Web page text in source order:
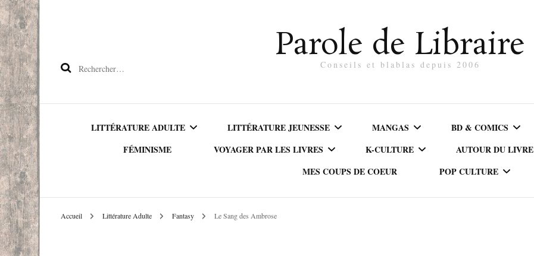
Rechercher :
Parole de Libraire
Conseils et blablas depuis 2006
LITTÉRATURE ADULTE
LITTÉRATURE
LITTÉRATURE JEUNESSE
PREMIÈRES LECTURES
MANGAS BD & COMICS
FÉMINISME VOYAGER PAR LES LIVRES K-CULTURE AUTOUR DU LIVRE
MES COUPS DE COEUR POP CULTURE
Accueil Littérature Adulte Fantasy Le Sang des Ambrose